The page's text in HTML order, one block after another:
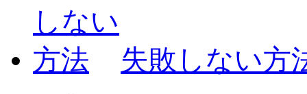
失敗しない方